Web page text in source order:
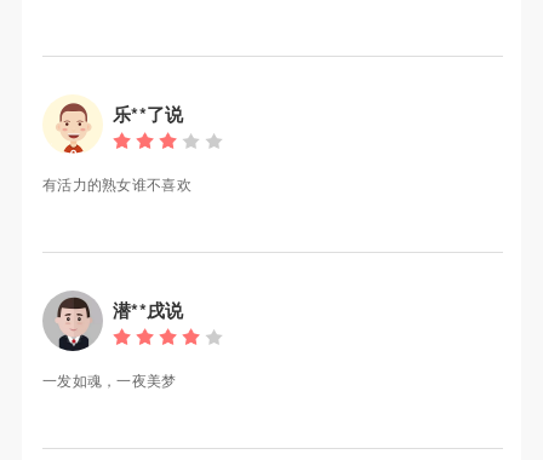
乐**了说
有活力的熟女谁不喜欢
潜**戌说
一发如魂，一夜美梦